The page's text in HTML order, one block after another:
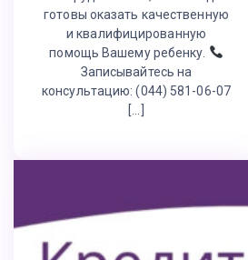
готовы оказать качественную
и квалифицированную
помощь Вашему ребенку.
Записывайтесь на
консультацию: (044) 581-06-07
[…]